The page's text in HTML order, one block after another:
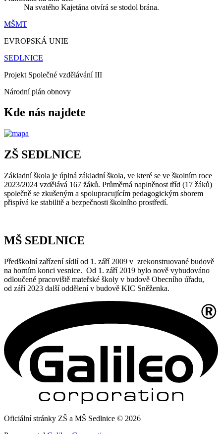
Na svatého Kajetána otvírá se stodol brána.
MŠMT
EVROPSKÁ UNIE
SEDLNICE
Projekt Společné vzdělávání III
Národní plán obnovy
Kde nás najdete
ZŠ SEDLNICE
Základní škola je úplná základní škola, ve které se ve školním roce
2023/2024 vzdělává 167 žáků. Průměrná naplněnost tříd (17 žáků)
společně se zkušeným a spolupracujícím pedagogickým sborem
přispívá ke stabilitě a bezpečnosti školního prostředí.
MŠ SEDLNICE
Předškolní zařízení sídlí od 1. září 2009 v zrekonstruované budově
na horním konci vesnice. Od 1. září 2019 bylo nově vybudováno
odloučené pracoviště mateřské školy v budově Obecního úřadu,
od září 2023 další oddělení v budově KIC Sněženka.
Oficiální stránky ZŠ a MŠ Sedlnice © 2026